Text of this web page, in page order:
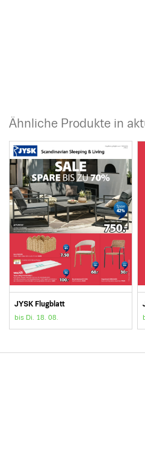
Ähnliche Produkte in
JYSK Flugblatt
bis Di. 18. 08.